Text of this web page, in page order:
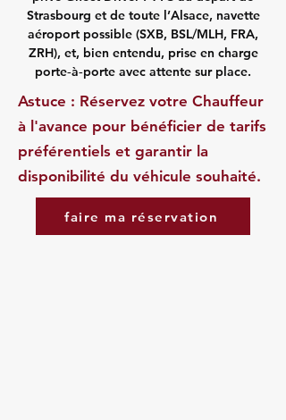
Strasbourg et de toute l’Alsace, navette
aéroport possible (SXB, BSL/MLH, FRA,
ZRH), et, bien entendu, prise en charge
porte‑à‑porte avec attente sur place.
Astuce : Réservez votre Chauffeur
à l'avance pour bénéficier de tarifs
préférentiels et garantir la
disponibilité du véhicule souhaité.
faire ma réservation